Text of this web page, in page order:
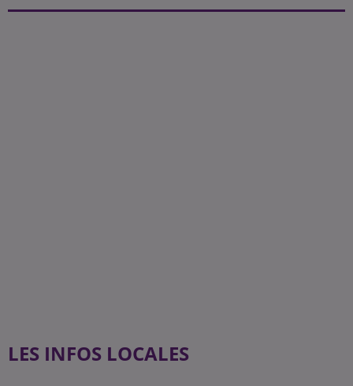
LES INFOS LOCALES